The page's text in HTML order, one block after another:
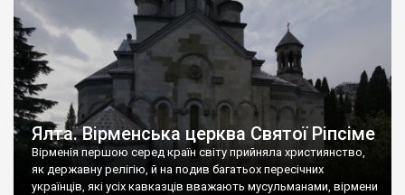
Ялта. Вірменська церква Святої Ріпсіме
Вірменія першою серед країн світу прийняла християнство,
як державну релігію, й на подив багатьох пересічних
українців, які усіх кавказців вважають мусульманами, вірмени